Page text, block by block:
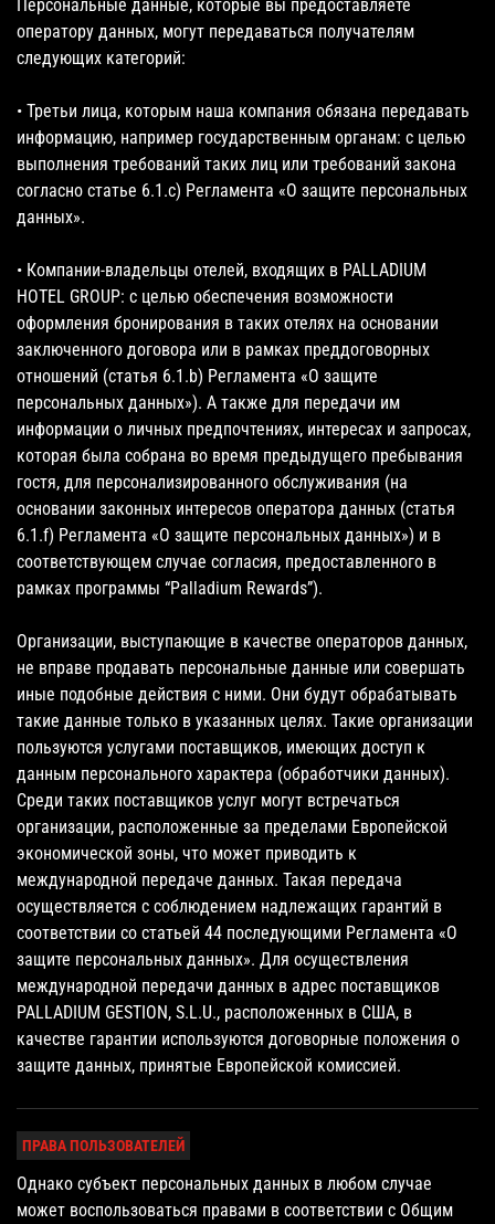
Персональные данные, которые вы предоставляете
оператору данных, могут передаваться получателям
следующих категорий:
• Третьи лица, которым наша компания обязана передавать
информацию, например государственным органам: с целью
выполнения требований таких лиц или требований закона
согласно статье 6.1.c) Регламента «О защите персональных
данных».
• Компании-владельцы отелей, входящих в PALLADIUM
HOTEL GROUP: с целью обеспечения возможности
оформления бронирования в таких отелях на основании
заключенного договора или в рамках преддоговорных
отношений (статья 6.1.b) Регламента «О защите
персональных данных»). А также для передачи им
информации о личных предпочтениях, интересах и запросах,
которая была собрана во время предыдущего пребывания
гостя, для персонализированного обслуживания (на
основании законных интересов оператора данных (статья
6.1.f) Регламента «О защите персональных данных») и в
соответствующем случае согласия, предоставленного в
рамках программы “Palladium Rewards”).
Организации, выступающие в качестве операторов данных,
не вправе продавать персональные данные или совершать
иные подобные действия с ними. Они будут обрабатывать
такие данные только в указанных целях. Такие организации
пользуются услугами поставщиков, имеющих доступ к
данным персонального характера (обработчики данных).
Среди таких поставщиков услуг могут встречаться
организации, расположенные за пределами Европейской
экономической зоны, что может приводить к
международной передаче данных. Такая передача
осуществляется с соблюдением надлежащих гарантий в
соответствии со статьей 44 последующими Регламента «О
защите персональных данных». Для осуществления
международной передачи данных в адрес поставщиков
PALLADIUM GESTION, S.L.U., расположенных в США, в
качестве гарантии используются договорные положения о
защите данных, принятые Европейской комиссией.
ПРАВА ПОЛЬЗОВАТЕЛЕЙ
Однако субъект персональных данных в любом случае
может воспользоваться правами в соответствии с Общим